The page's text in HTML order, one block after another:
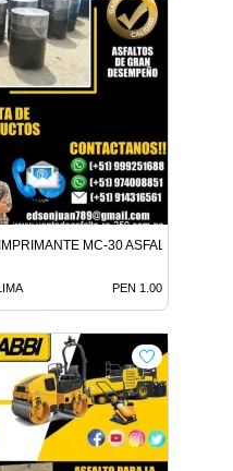
MC-30 ASFALTO
LIMA PEN 1.00